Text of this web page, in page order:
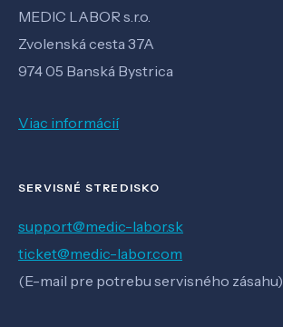
MEDIC LABOR s.r.o.
Zvolenská cesta 37A
974 05 Banská Bystrica
Viac informácií
SERVISNÉ STREDISKO
support@medic-labor.sk
ticket@medic-labor.com
(E-mail pre potrebu servisného zásahu)